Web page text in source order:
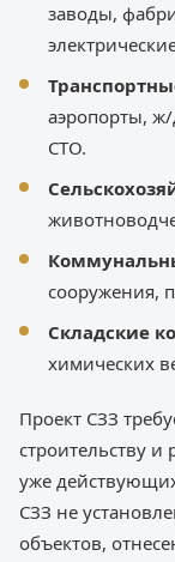
заводы,
аэропорты,
СТО.
сооружения,
Складские
химических
Проект СЗЗ
строительству и
уже
СЗЗ не
объектов,